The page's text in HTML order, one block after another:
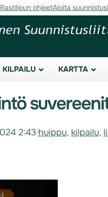
Rastilipun ohjeetAloita suunnistus
KILPAILU KARTTA
2:43·huippu, kilpailu,